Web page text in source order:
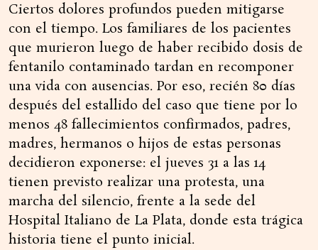
Ciertos dolores profundos pueden mitigarse
con el tiempo. Los familiares de los pacientes
que murieron luego de haber recibido dosis de
fentanilo contaminado tardan en recomponer
una vida con ausencias. Por eso, recién 80 días
después del estallido del caso que tiene por lo
menos 48 fallecimientos confirmados, padres,
madres, hermanos o hijos de estas personas
decidieron exponerse: el jueves 31 a las 14
tienen previsto realizar una protesta, una
marcha del silencio, frente a la sede del
Hospital Italiano de La Plata, donde esta trágica
historia tiene el punto inicial.